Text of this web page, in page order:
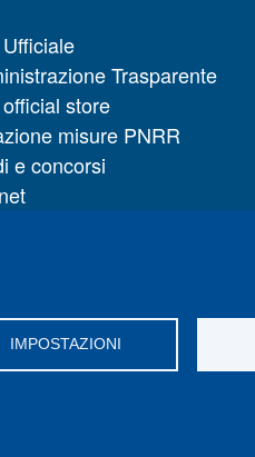
IMPOSTAZIONI
Trasparente
store
misure PNRR
e concorsi